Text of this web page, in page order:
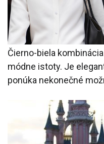
Čierno-biela
módne istoty. Je
ponúka nekonečné